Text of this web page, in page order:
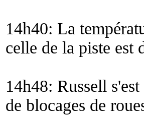
14h40: La
celle de la piste est
14h48: Russell
de blocages de